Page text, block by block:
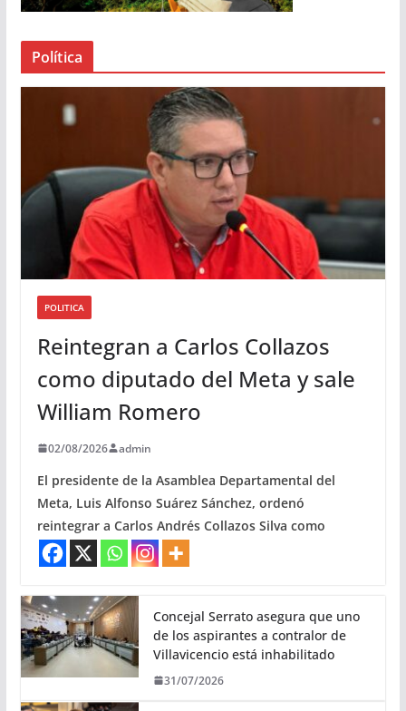
e
Política
POLITICA
Reintegran a Carlos Collazos
como diputado del Meta y sale
William Romero
02/08/2026 admin
El presidente de la Asamblea Departamental del
Meta, Luis Alfonso Suárez Sánchez, ordenó
reintegrar a Carlos Andrés Collazos Silva como
Concejal Serrato asegura que uno
de los aspirantes a contralor de
Villavicencio está inhabilitado
31/07/2026